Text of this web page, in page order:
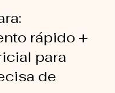
rápido +
para
de